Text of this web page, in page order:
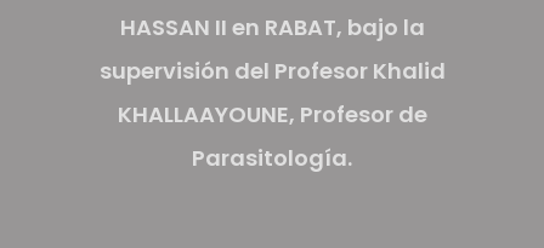
HASSAN II en RABAT, bajo la
supervisión del Profesor Khalid
KHALLAAYOUNE, Profesor de
Parasitología.